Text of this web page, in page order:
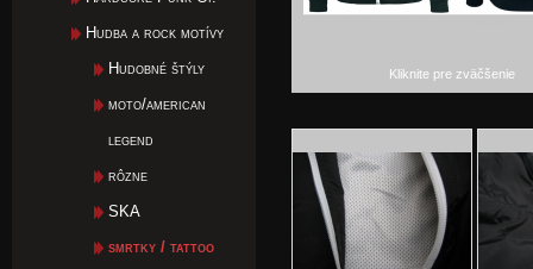
Hudba a rock motívy
Hudobné štýly
moto/american
legend
rôzne
SKA
smrtky / tattoo
Kliknite pre zväčšenie